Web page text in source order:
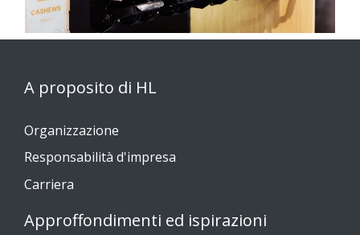
A proposito di HL
Organizzazione
Responsabilità d'impresa
Carriera
Approffondimenti ed ispirazioni